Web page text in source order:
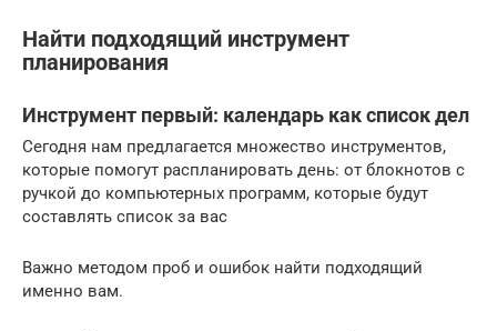
Найти подходящий инструмент
планирования
Инструмент первый: календарь как список дел
Сегодня нам предлагается множество инструментов,
которые помогут распланировать день: от блокнотов с
ручкой до компьютерных программ, которые будут
составлять список за вас
Важно методом проб и ошибок найти подходящий
именно вам.